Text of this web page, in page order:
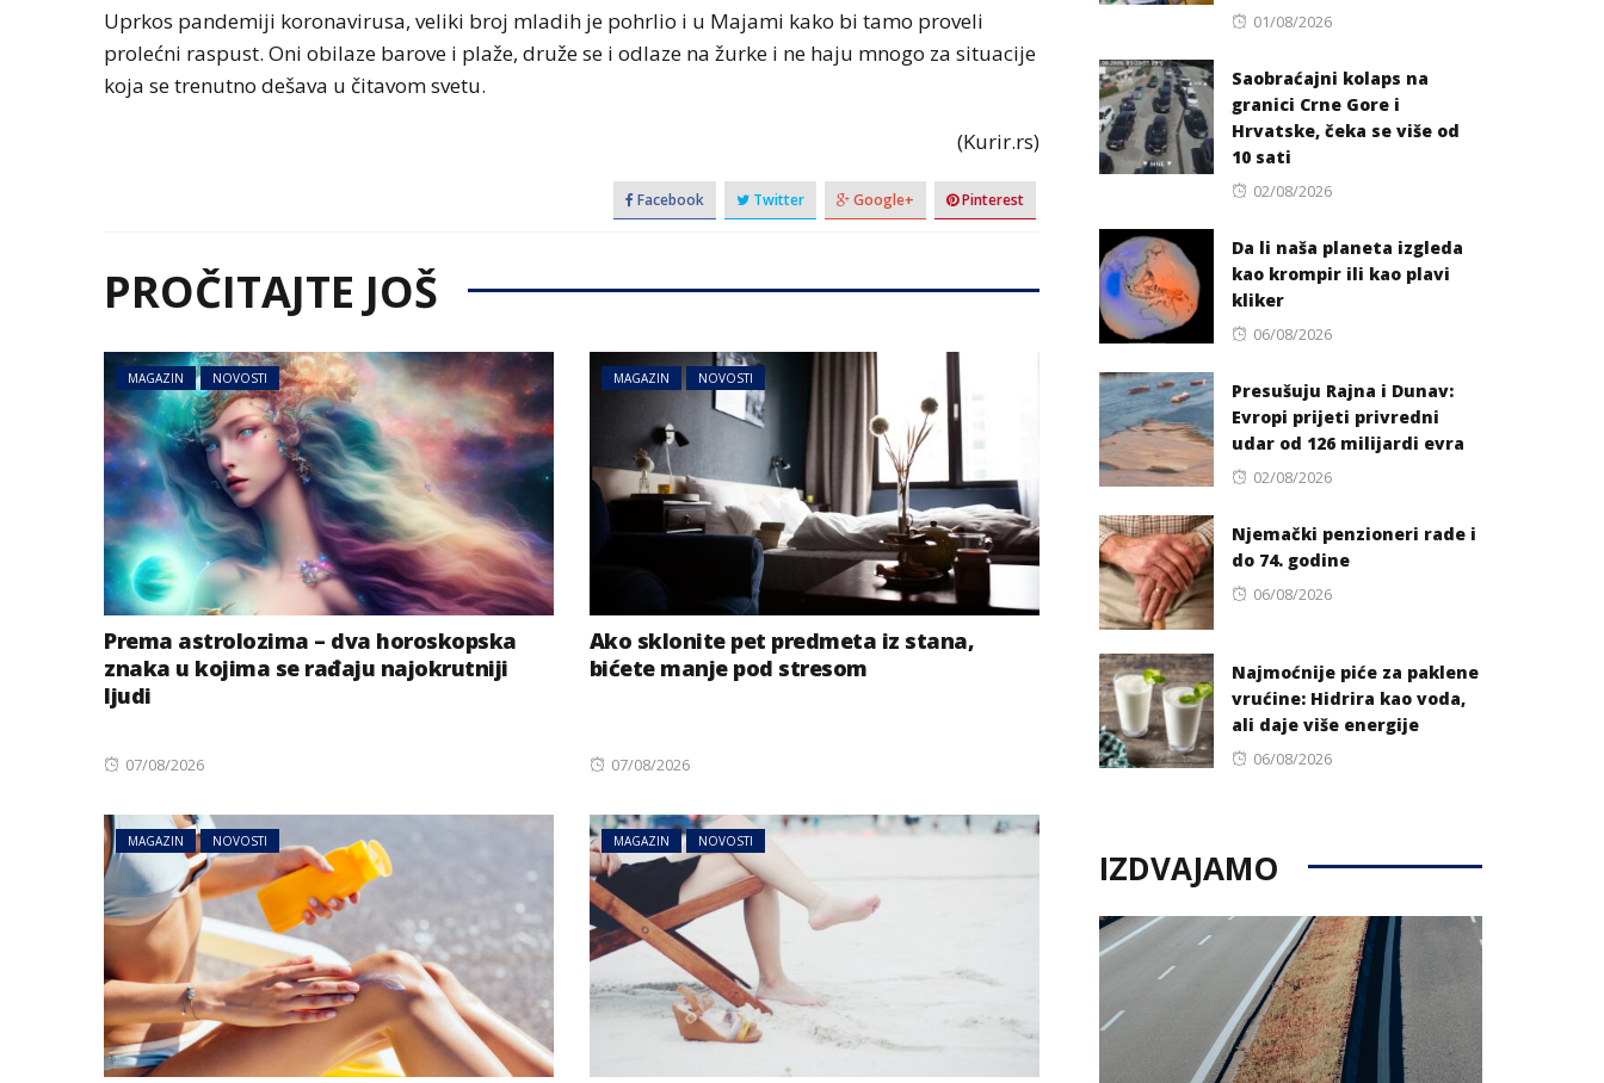
Uprkos pandemiji koronavirusa, veliki broj mladih je pohrlio i u Majami kako bi tamo proveli
prolećni raspust. Oni obilaze barove i plaže, druže se i odlaze na žurke i ne haju mnogo za situacije
koja se trenutno dešava u čitavom svetu.
(Kurir.rs)
Facebook Twitter Google+ Pinterest
PROČITAJTE JOŠ
MAGAZIN NOVOSTI
Prema astrolozima – dva horoskopska
znaka u kojima se rađaju najokrutniji
ljudi
Posted
07/08/2026
MAGAZIN NOVOSTI
Ako sklonite pet predmeta iz stana,
bićete manje pod stresom
Posted
07/08/2026
MAGAZIN NOVOSTI MAGAZIN NOVOSTI
Posted
01/08/2026
Saobraćajni kolaps na
granici Crne Gore i
Hrvatske, čeka se više od
10 sati
Posted
02/08/2026
Da li naša planeta izgleda
kao krompir ili kao plavi
kliker
Posted
06/08/2026
Presušuju Rajna i Dunav:
Evropi prijeti privredni
udar od 126 milijardi evra
Posted
02/08/2026
Njemački penzioneri rade i
do 74. godine
Posted
06/08/2026
Najmoćnije piće za paklene
vrućine: Hidrira kao voda,
ali daje više energije
Posted
06/08/2026
IZDVAJAMO